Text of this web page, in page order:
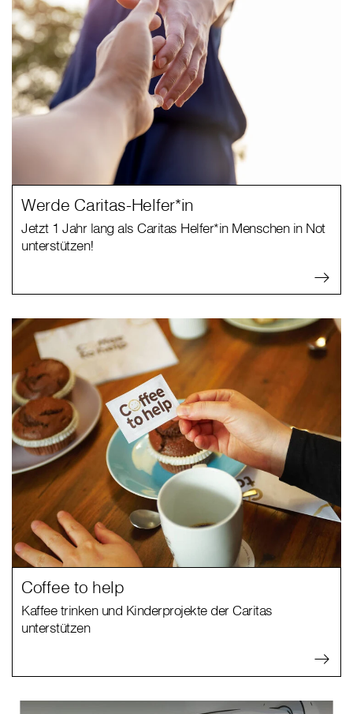
Werde Caritas-Helfer*in
Jetzt 1 Jahr lang als Caritas Helfer*in Menschen in Not
unterstützen!
Coffee to help
Kaffee trinken und Kinderprojekte der Caritas
unterstützen